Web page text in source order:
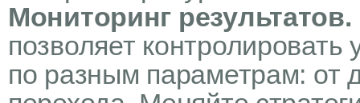
Мониторинг результатов.
позволяет
по разным параметрам: от